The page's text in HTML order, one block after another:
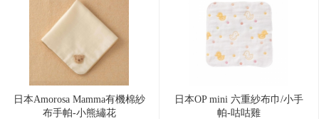
日本Amorosa Mamma有機棉紗
布手帕-小熊繡花
日本OP mini 六重紗布巾/小手
帕-咕咕雞